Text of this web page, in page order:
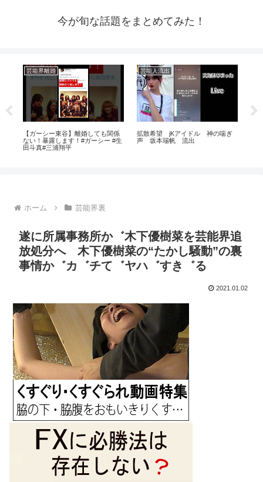
今が旬な話題をまとめてみた！
芸能界離婚
【ガーシー東谷】離婚しても関係
ない！暴露します！#ガーシー #生
田斗真#三浦翔平
芸能人流出
拡散希望 jKアイドル 神の喘ぎ
声 坂本瑞帆 流出
ホーム 芸能界裏
遂に所属事務所か゛木下優樹菜を芸能界追
放処分へ 木下優樹菜の“たかし騒動”の裏
事情か゛カ゛チて゛ヤハ゛すき゛る
2021.01.02